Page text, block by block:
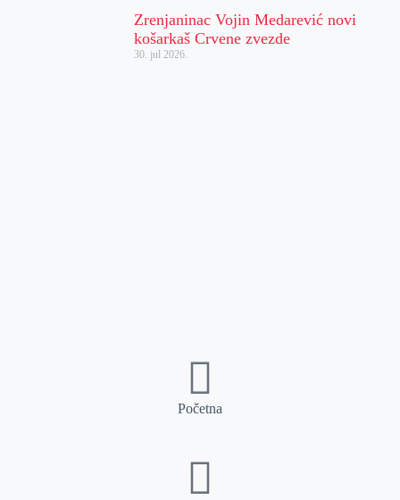
Zrenjaninac Vojin Medarević novi
košarkaš Crvene zvezde
30. jul 2026.
Početna